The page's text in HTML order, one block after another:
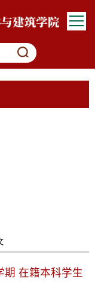
期 在籍本科学生